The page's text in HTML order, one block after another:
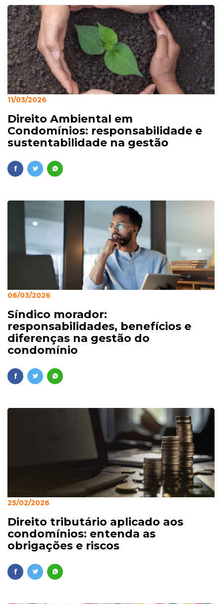
11/03/2026
Direito Ambiental em
Condomínios: responsabilidade e
sustentabilidade na gestão
06/03/2026
Síndico morador:
responsabilidades, benefícios e
diferenças na gestão do
condomínio
25/02/2026
Direito tributário aplicado aos
condomínios: entenda as
obrigações e riscos